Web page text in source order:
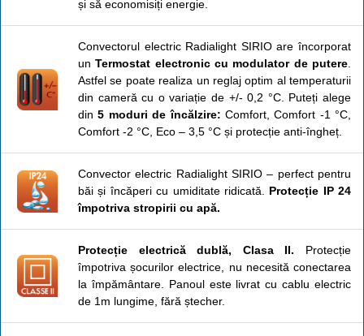
și să economisiți energie.
Convectorul electric Radialight SIRIO are încorporat
unTermostat electronic cu modulator de putere.
Astfel se poate realiza un reglaj optim al temperaturii
din cameră cu o variație de +/- 0,2 °C. Puteți alege
din5 moduri de încălzire: Comfort, Comfort -1 °C,
Comfort -2 °C, Eco – 3,5 °C și protecție anti-îngheț.
Convector electric Radialight SIRIO – perfect pentru
băi și încăperi cu umiditate ridicată. Protecție IP 24
împotriva stropirii cu apă.
Protecție electrică dublă, Clasa II. Protecție
împotriva șocurilor electrice, nu necesită conectarea
la împământare. Panoul este livrat cu cablu electric
de 1m lungime, fără ștecher.